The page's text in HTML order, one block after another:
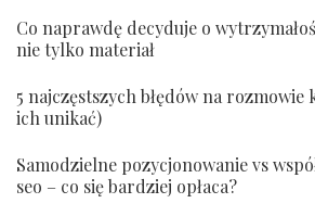
Co naprawdę decyduje o
nie tylko materiał
5 najczęstszych błędów na
ich unikać)
Samodzielne pozycjonowanie vs
seo – co się bardziej opłaca?